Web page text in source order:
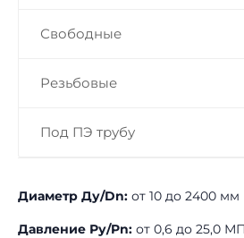
Свободные
Резьбовые
Под ПЭ трубу
Диаметр Ду/Dn: от 10 до 2400 мм
Давление Ру/Pn: от 0,6 до 25,0